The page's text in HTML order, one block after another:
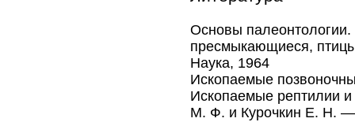
Основы
пресмыкающиеся,
Наука, 1964
Ископаемые
Ископаемые рептилии
М. Ф. и Курочкин Е. Н.